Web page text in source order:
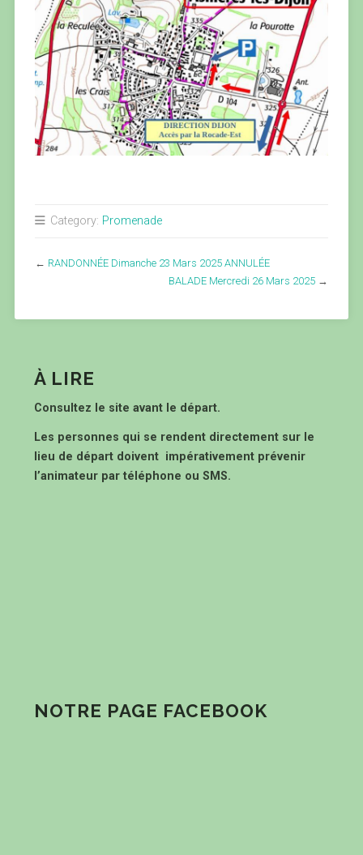
Category: Promenade
← RANDONNÉE Dimanche 23 Mars 2025 ANNULÉE
BALADE Mercredi 26 Mars 2025 →
À LIRE
Consultez le site avant le départ.
Les personnes qui se rendent directement sur le
lieu de départ doivent impérativement prévenir
l’animateur par téléphone ou SMS.
NOTRE PAGE FACEBOOK